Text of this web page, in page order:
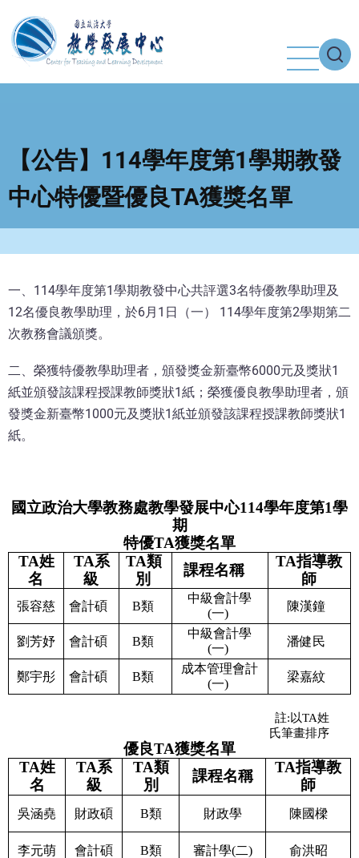
至
主
【公告】114學年度第1學期教發
中心特優暨優良TA獲獎名單
一、114學年度第1學期教發中心共評選3名特優教學助理及
12名優良教學助理，於6月1日（一） 114學年度第2學期第二
次教務會議頒獎。
二、榮獲特優教學助理者，頒發獎金新臺幣6000元及獎狀1
紙並頒發該課程授課教師獎狀1紙；榮獲優良教學助理者，頒
發獎金新臺幣1000元及獎狀1紙並頒發該課程授課教師獎狀1
紙。
國立政治大學教務處教學發展中心114學年度第1學
期
特優TA獲獎名單
TA姓
名
TA系
級
TA類
別
課程名稱
TA指導教
師
張容慈 會計碩 B類
中級會計學
(一)
陳漢鐘
劉芳妤 會計碩 B類
中級會計學
(一)
潘健民
鄭宇彤 會計碩 B類
成本管理會計
(一)
梁嘉紋
註:以TA姓
氏筆畫排序
優良TA獲獎名單
TA姓
名
TA系
級
TA類
別
課程名稱
TA指導教
師
吳涵堯 財政碩 B類 財政學 陳國樑
李元萌 會計碩 B類 審計學(二) 俞洪昭